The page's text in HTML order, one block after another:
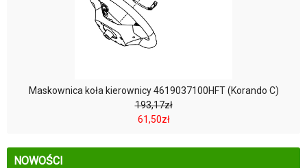
Maskownica koła kierownicy 4619037100HFT (Korando C)
193,17zł
61,50zł
NOWOŚCI